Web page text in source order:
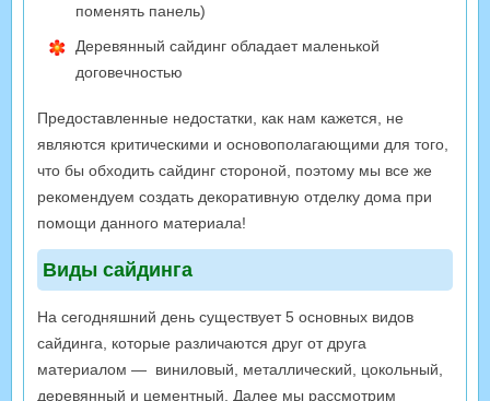
поменять панель)
Деревянный сайдинг обладает маленькой
договечностью
Предоставленные недостатки, как нам кажется, не
являются критическими и основополагающими для того,
что бы обходить сайдинг стороной, поэтому мы все же
рекомендуем создать декоративную отделку дома при
помощи данного материала!
Виды сайдинга
На сегодняшний день существует 5 основных видов
сайдинга, которые различаются друг от друга
материалом — виниловый, металлический, цокольный,
деревянный и цементный. Далее мы рассмотрим